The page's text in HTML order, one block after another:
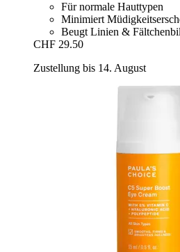
Für normale Hauttypen
Minimiert
Beugt Linien &
CHF 29.50
Zustellung bis 14. August